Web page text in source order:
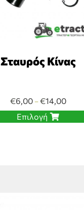
Σταυρός Κίνας
€6,00–€14,00
Επιλογή